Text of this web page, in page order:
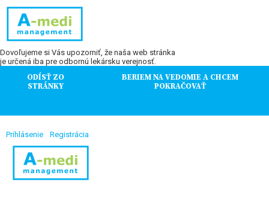
Dovoľujeme si Vás upozorniť, že naša web stránka
je určená iba pre odbornú lekársku verejnosť.
ODÍSŤ ZO
STRÁNKY
BERIEM NA VEDOMIE A CHCEM
POKRAČOVAŤ
Prihlásenie Registrácia